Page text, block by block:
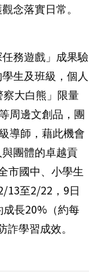
念落實日常。
務遊戲」成果驗
生及班級，個人
大白熊」限量
周邊文創品，團
導師，藉此機會
團體的卓越貢
市國中、小學生
13至2/22，9日
長20%（約每
學習成效。